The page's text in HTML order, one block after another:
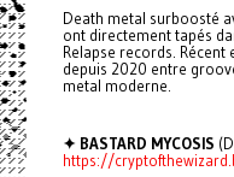
Death metal surboosté
ont directement tapés
Relapse records.
depuis 2020 entre
metal moderne.
✦ BASTARD MYCOSIS
https://